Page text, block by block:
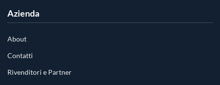
Azienda
About
Contatti
Rivenditori e Partner